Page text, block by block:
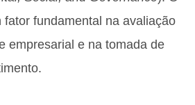
fator fundamental na avaliação
empresarial e na tomada de